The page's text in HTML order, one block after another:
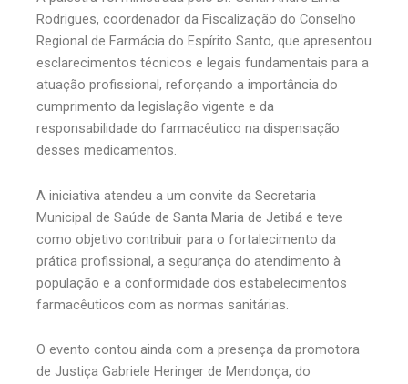
Rodrigues, coordenador da Fiscalização do Conselho
Regional de Farmácia do Espírito Santo, que apresentou
esclarecimentos técnicos e legais fundamentais para a
atuação profissional, reforçando a importância do
cumprimento da legislação vigente e da
responsabilidade do farmacêutico na dispensação
desses medicamentos.
A iniciativa atendeu a um convite da Secretaria
Municipal de Saúde de Santa Maria de Jetibá e teve
como objetivo contribuir para o fortalecimento da
prática profissional, a segurança do atendimento à
população e a conformidade dos estabelecimentos
farmacêuticos com as normas sanitárias.
O evento contou ainda com a presença da promotora
de Justiça Gabriele Heringer de Mendonça, do